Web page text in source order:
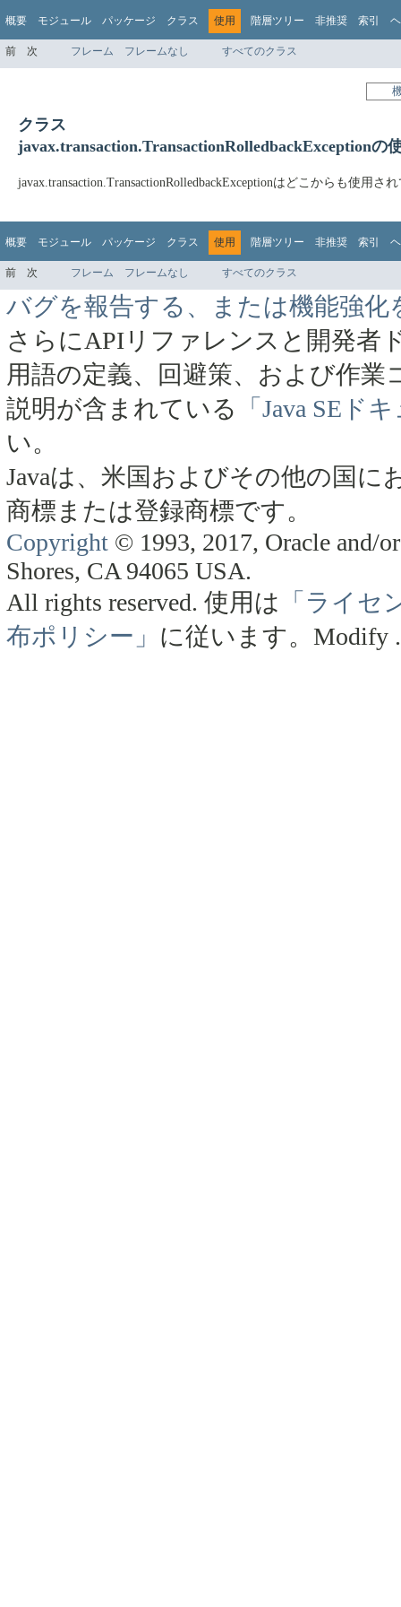
概要 モジュール パッケージ クラス 使用 階層ツリー 非推奨 索引
前 次 フレーム フレームなし すべてのクラス
クラス
javax.transaction.TransactionRolledbackExceptionの
javax.transaction.TransactionRolledbackExceptionはどこからも使用さ
概要 モジュール パッケージ クラス 使用 階層ツリー 非推奨 索引
前 次 フレーム フレームなし すべてのクラス
バグを報告する、または機能強化
さらにAPIリファレンスと開発者
用語の定義、回避策、および作
説明が含まれている
「Java SEド
い。
Javaは、米国およびその他の国に
商標または登録商標です。
Copyright © 1993, 2017, Oracle and/
Shores, CA 94065 USA.
All rights reserved. 使用は 「ライセ
布ポリシー」 に従います。 Modify